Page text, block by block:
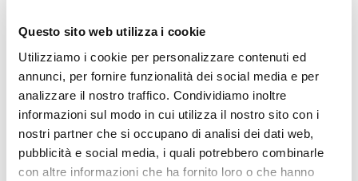
Questo sito web utilizza i cookie
Utilizziamo i cookie per personalizzare contenuti ed
annunci, per fornire funzionalità dei social media e per
analizzare il nostro traffico. Condividiamo inoltre
informazioni sul modo in cui utilizza il nostro sito con i
nostri partner che si occupano di analisi dei dati web,
pubblicità e social media, i quali potrebbero combinarle
con altre informazioni che ha fornito loro o che hanno
l’Università Cattolica del Sacro Cuore sede di Piacenza, si
- una International Summer School in Food
Sustainability (svolta per 3 anni consecutivi), coordinata
dal docente Giorgio Pelosi, che ha offerto a studentesse,
studenti e professioniste/i una visione globale degli
aspetti ambientali, economici, giuridici, sociali e
comunicativi riconducibili alla sostenibilità alimentare